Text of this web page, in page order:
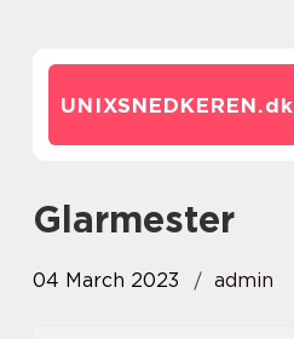
UNIXSNEDKEREN.dk
glarmester
04 March 2023 admin